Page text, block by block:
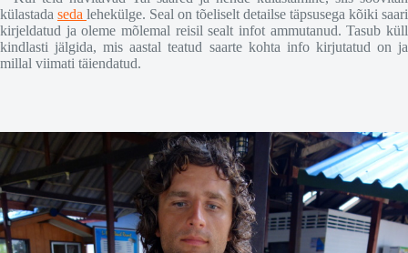
külastada seda lehekülge. Seal on tõeliselt detailse täpsusega kõiki saari
kirjeldatud ja oleme mõlemal reisil sealt infot ammutanud. Tasub küll
kindlasti jälgida, mis aastal teatud saarte kohta info kirjutatud on ja
millal viimati täiendatud.